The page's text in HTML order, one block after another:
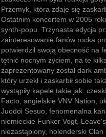
Przemyk, która zdaje się
Ostatnim koncertem w 2005
synth-popu. Trzynasta edycja
zainteresowanie fanów rocka
potwierdził swoją obecność na
tętnić nocnym życiem, na te
zaprezentowany został dark
który urzekł i zaskarbił sobie
wystąpiły kapele takie jak:
Facto, angielskie VNV Nation,
Juodoi Sesuo, fenomenalna
niemieckie Funker Vogt,
niezastąpiony, holenderski